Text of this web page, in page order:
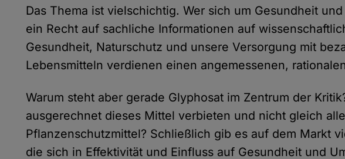
Das Thema ist vielschichtig. Wer sich um Gesundheit
ein Recht auf sachliche Informationen auf
Gesundheit, Naturschutz und unsere Versorgung mit
Lebensmitteln verdienen einen angemessenen,
Warum steht aber gerade Glyphosat im Zentrum der
ausgerechnet dieses Mittel verbieten und nicht gleich alle
Pflanzenschutzmittel? Schließlich gib es auf dem Markt
die sich in Effektivität und Einfluss auf Gesundheit und